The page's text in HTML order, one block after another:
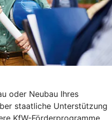
oder Neubau Ihres
staatliche Unterstützung
KfW-Förderprogramme